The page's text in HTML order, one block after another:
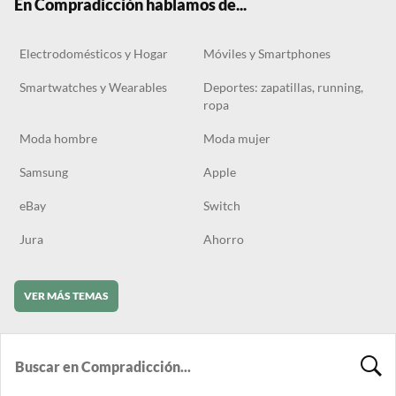
En Compradicción hablamos de...
Electrodomésticos y Hogar Móviles y Smartphones
Smartwatches y Wearables
Deportes: zapatillas, running,
ropa
Moda hombre Moda mujer
Samsung Apple
eBay Switch
Jura Ahorro
VER MÁS TEMAS